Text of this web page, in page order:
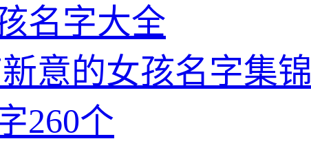
名字大全
意的女孩名字集锦
260个